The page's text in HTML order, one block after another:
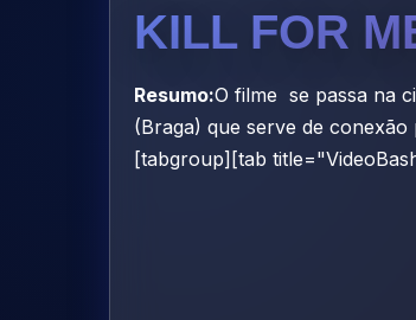
KILL FOR
Resumo:O filme se passa na
(Braga) que serve de
[tabgroup][tab